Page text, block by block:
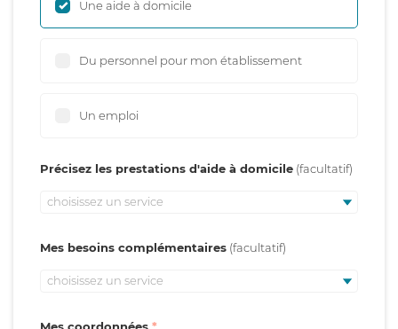
Une aide à domicile
Du personnel pour mon établissement
Un emploi
Précisez les prestations d'aide à domicile
choisissez un service
Mes besoins complémentaires
choisissez un service